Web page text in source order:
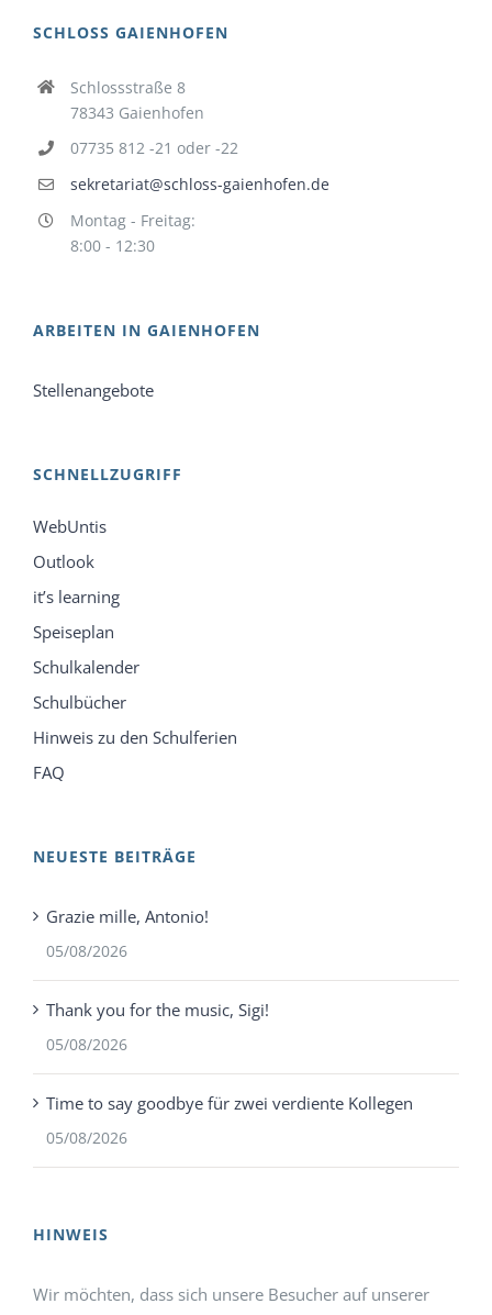
SCHLOSS GAIENHOFEN
Schlossstraße 8
78343 Gaienhofen
07735 812 -21 oder -22
sekretariat@schloss-gaienhofen.de
Montag - Freitag:
8:00 - 12:30
ARBEITEN IN GAIENHOFEN
Stellenangebote
SCHNELLZUGRIFF
WebUntis
Outlook
it’s learning
Speiseplan
Schulkalender
Schulbücher
Hinweis zu den Schulferien
FAQ
NEUESTE BEITRÄGE
Grazie mille, Antonio!
05/08/2026
Thank you for the music, Sigi!
05/08/2026
Time to say goodbye für zwei verdiente Kollegen
05/08/2026
HINWEIS
Wir möchten, dass sich unsere Besucher auf unserer